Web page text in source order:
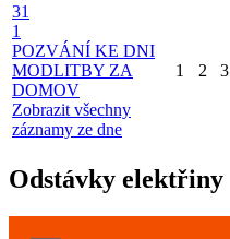
31
1
POZVÁNÍ KE DNI
MODLITBY ZA
DOMOV
Zobrazit všechny
záznamy ze dne
1 2 3
Odstávky elektřiny